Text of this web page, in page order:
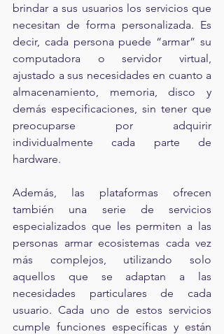
brindar a sus usuarios los servicios que
necesitan de forma personalizada. Es
decir, cada persona puede “armar” su
computadora o servidor virtual,
ajustado a sus necesidades en cuanto a
almacenamiento, memoria, disco y
demás especificaciones, sin tener que
preocuparse por adquirir
individualmente cada parte de
hardware.
Además, las plataformas ofrecen
también una serie de servicios
especializados que les permiten a las
personas armar ecosistemas cada vez
más complejos, utilizando solo
aquellos que se adaptan a las
necesidades particulares de cada
usuario. Cada uno de estos servicios
cumple funciones específicas y están